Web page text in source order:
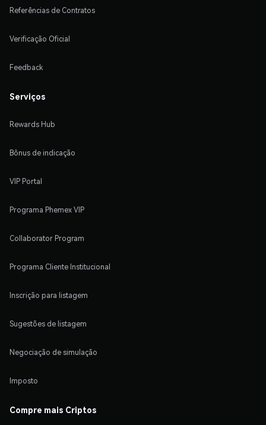
Referências de Contratos
Verificação Oficial
Feedback
Serviços
Rewards Hub
Bônus de indicação
VIP Portal
Programa Phemex VIP
Collaborator Program
Programa Cliente Institucional
Inscrição para listagem
Sugestões de listagem
Negociação de simulação
Imposto
Compre mais Criptos